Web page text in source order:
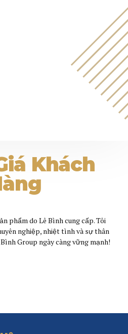
Khách
do Lê Bình cung cấp. Tôi
nghiệp, nhiệt tình và sự thân
Group ngày càng vững mạnh!